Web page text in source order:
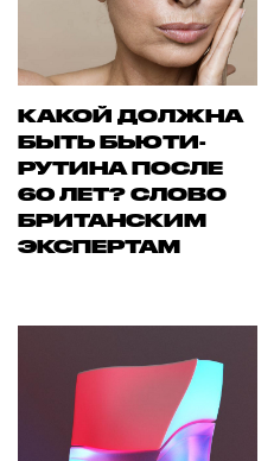
КАКОЙ ДОЛЖНА
БЫТЬ БЬЮТИ-
РУТИНА ПОСЛЕ
60 ЛЕТ? СЛОВО
БРИТАНСКИМ
ЭКСПЕРТАМ